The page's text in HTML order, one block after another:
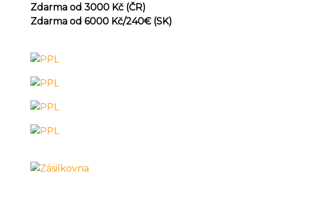
Zdarma od 3000 Kč (ČR)
Zdarma od 6000 Kč/240€ (SK)